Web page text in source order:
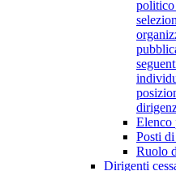
politico
Elenco
Posti
Ruolo
Dirigenti